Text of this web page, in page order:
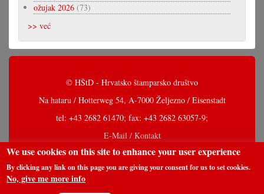
ožujak 2026 (73)
>> već
© HŠtD - Hrvatsko štamparsko društvo
Na hataru / Hotterweg 54, A-7000 Željezno / Eisenstadt
tel: +43 2682 61470; fax: +43 2682 63057-9;
E-Mail / Kontakt
We use cookies on this site to enhance your user experience
By clicking any link on this page you are giving your consent for us to set cookies.
No, give me more info